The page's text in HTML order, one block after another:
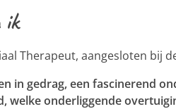
Therapeut, aangesloten bij de
in gedrag, een fascinerend
welke onderliggende